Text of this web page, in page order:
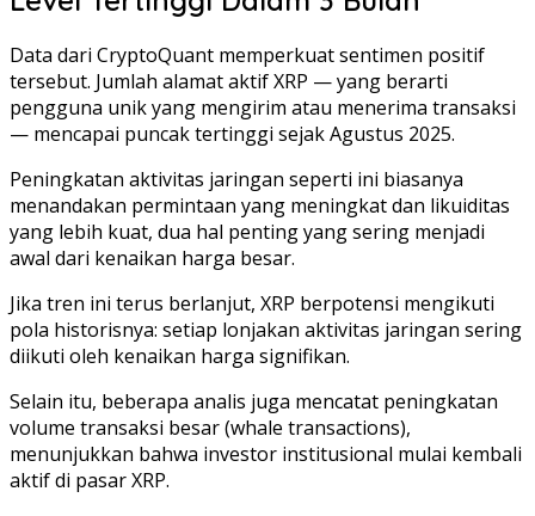
Data dari CryptoQuant memperkuat sentimen positif
tersebut. Jumlah alamat aktif XRP — yang berarti
pengguna unik yang mengirim atau menerima transaksi
— mencapai puncak tertinggi sejak Agustus 2025.
Peningkatan aktivitas jaringan seperti ini biasanya
menandakan permintaan yang meningkat dan likuiditas
yang lebih kuat, dua hal penting yang sering menjadi
awal dari kenaikan harga besar.
Jika tren ini terus berlanjut, XRP berpotensi mengikuti
pola historisnya: setiap lonjakan aktivitas jaringan sering
diikuti oleh kenaikan harga signifikan.
Selain itu, beberapa analis juga mencatat peningkatan
volume transaksi besar (whale transactions),
menunjukkan bahwa investor institusional mulai kembali
aktif di pasar XRP.